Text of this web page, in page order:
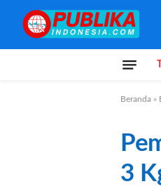
Beranda »
3